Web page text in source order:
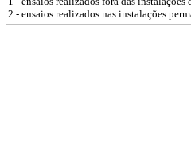
2 - ensaios realizados nas instalações